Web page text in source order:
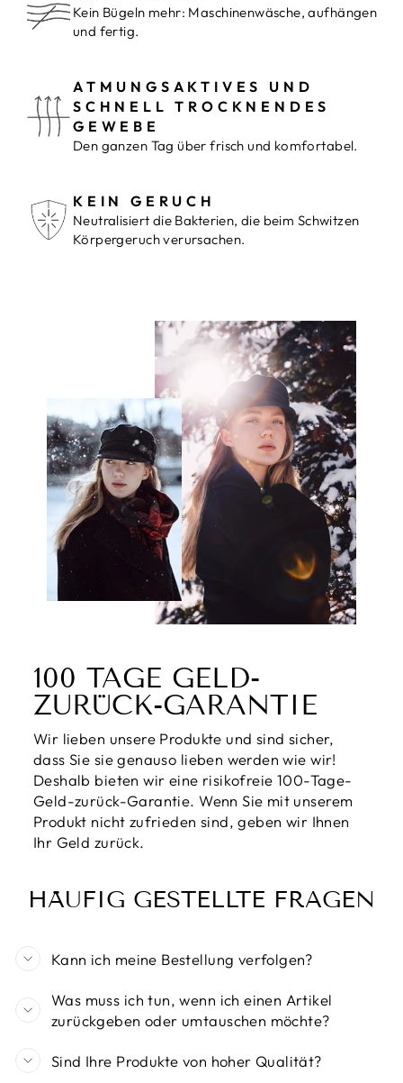
Kein Bügeln mehr: Maschinenwäsche, aufhängen
und fertig.
ATMUNGSAKTIVES UND
SCHNELL TROCKNENDES
GEWEBE
Den ganzen Tag über frisch und komfortabel.
KEIN GERUCH
Neutralisiert die Bakterien, die beim Schwitzen
Körpergeruch verursachen.
100 TAGE GELD-
ZURÜCK-GARANTIE
Wir lieben unsere Produkte und sind sicher,
dass Sie sie genauso lieben werden wie wir!
Deshalb bieten wir eine risikofreie 100-Tage-
Geld-zurück-Garantie. Wenn Sie mit unserem
Produkt nicht zufrieden sind, geben wir Ihnen
Ihr Geld zurück.
HÄUFIG GESTELLTE FRAGEN
Kann ich meine Bestellung verfolgen?
Was muss ich tun, wenn ich einen Artikel
zurückgeben oder umtauschen möchte?
Sind Ihre Produkte von hoher Qualität?